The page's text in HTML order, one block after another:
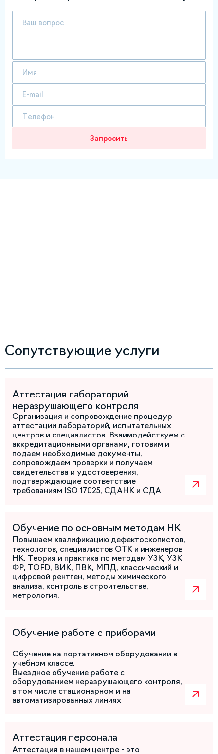
Запросить
Сопутствующие услуги
Аттестация лабораторий
неразрушающего контроля
Организация и сопровождение процедур
аттестации лабораторий, испытательных
центров и специалистов. Взаимодействуем с
аккредитационными органами, готовим и
подаем необходимые документы,
сопровождаем проверки и получаем
свидетельства и удостоверения,
подтверждающие соответствие
требованиям ISO 17025, СДАНК и СДА
Обучение по основным методам НК
Повышаем квалификацию дефектоскопистов,
технологов, специалистов ОТК и инженеров
НК. Теория и практика по методам УЗК, УЗК
ФР, TOFD, ВИК, ПВК, МПД, классический и
цифровой рентген, методы химического
анализа, контроль в строительстве,
метрология.
Обучение работе с приборами
Обучение на портативном оборудовании в
учебном классе.
Выездное обучение работе с
оборудованием неразрушающего контроля,
в том числе стационарном и на
автоматизированных линиях
Аттестация персонала
Аттестация в нашем центре - это